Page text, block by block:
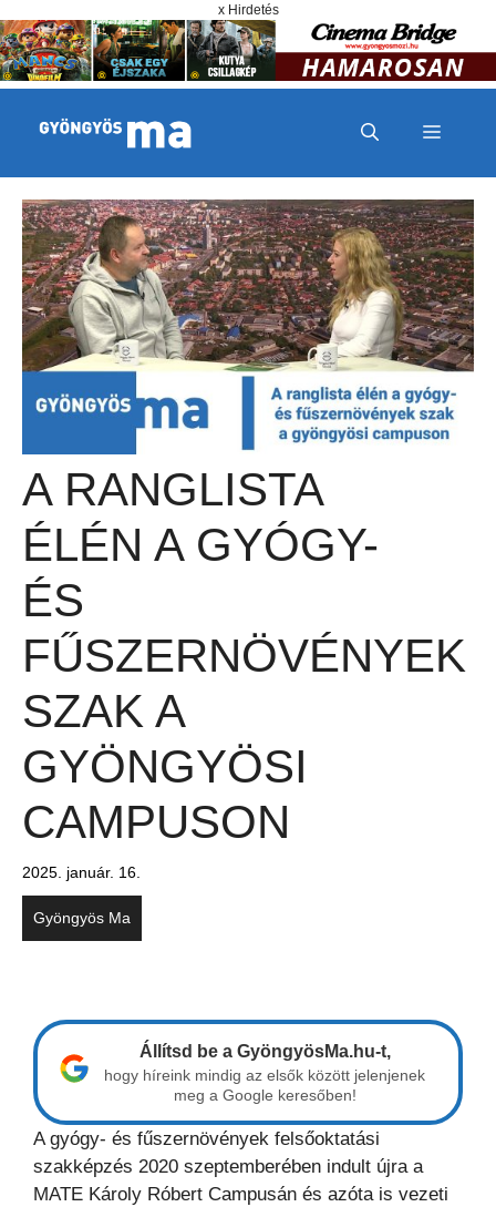
x Hirdetés
MENÜ
A RANGLISTA
ÉLÉN A GYÓGY-
ÉS
FŰSZERNÖVÉNYEK
SZAK A
GYÖNGYÖSI
CAMPUSON
2025. január. 16.
Gyöngyös Ma
Állítsd be a GyöngyösMa.hu-t,
hogy híreink mindig az elsők között jelenjenek
meg a Google keresőben!
A gyógy- és fűszernövények felsőoktatási
szakképzés 2020 szeptemberében indult újra a
MATE Károly Róbert Campusán és azóta is vezeti